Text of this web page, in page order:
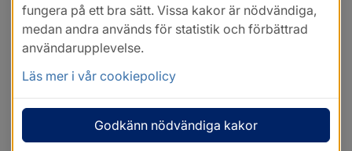
fungera på ett bra sätt. Vissa kakor är nödvändiga,
medan andra används för statistik och förbättrad
användarupplevelse.
Läs mer i vår cookiepolicy
Godkänn nödvändiga kakor